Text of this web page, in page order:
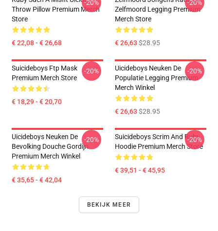
Throw Pillow Premium Merch
Store
€ 22,08 - € 26,68
-20%
Zelfmoord Legging Premium
Merch Store
€ 26,63 $28.95
-20%
Suicideboys Ftp Mask
Premium Merch Store
€ 18,29 - € 20,70
-20%
Uicideboys Neuken De
Populatie Legging Premium
Merch Winkel
€ 26,63 $28.95
-20%
Uicideboys Neuken De
Bevolking Douche Gordijn
Premium Merch Winkel
€ 35,65 - € 42,04
-20%
Suicideboys Scrim And Ruby
Hoodie Premium Merch Store
€ 39,51 - € 45,95
-20%
BEKIJK MEER